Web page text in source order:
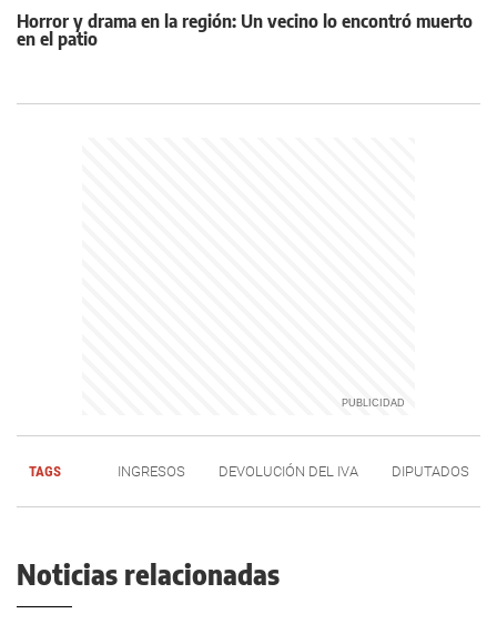
Horror y drama en la región: Un vecino lo encontró muerto
en el patio
TAGS INGRESOS DEVOLUCIÓN DEL IVA DIPUTADOS
Noticias relacionadas